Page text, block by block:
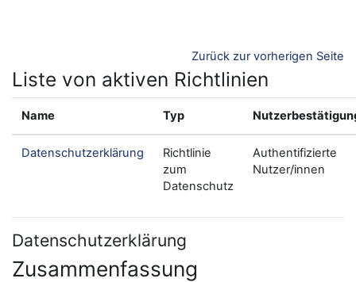
Zurück zur vorherigen Seite
Liste von aktiven Richtlinien
Name Typ
Datenschutzerklärung
Richtlinie
zum
Datenschutz
Authentifizierte
Nutzer/innen
Datenschutzerklärung
Zusammenfassung